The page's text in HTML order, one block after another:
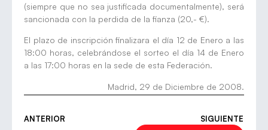
(siempre que no sea justificada documentalmente), será
sancionada con la perdida de la fianza (20,- €).
El plazo de inscripción finalizara el día 12 de Enero a las
18:00 horas, celebrándose el sorteo el día 14 de Enero
a las 17:00 horas en la sede de esta Federación.
Madrid, 29 de Diciembre de 2008.
ANTERIOR SIGUIENTE